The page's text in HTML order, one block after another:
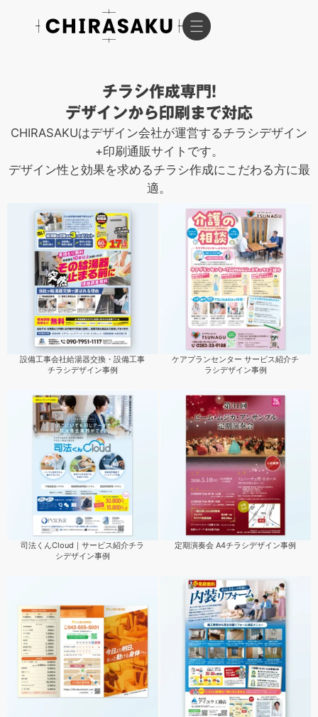
チラシ作成専門!
デザインから印刷まで対応
CHIRASAKUはデザイン会社が運営するチラシデザイン
+印刷通販サイトです。
デザイン性と効果を求めるチラシ作成にこだわる方に最
適。
設備工事会社給湯器交換・設備工事
チラシデザイン事例
ケアプランセンター サービス紹介チ
ラシデザイン事例
司法くんCloud｜サービス紹介チラ
シデザイン事例
定期演奏会 A4チラシデザイン事例